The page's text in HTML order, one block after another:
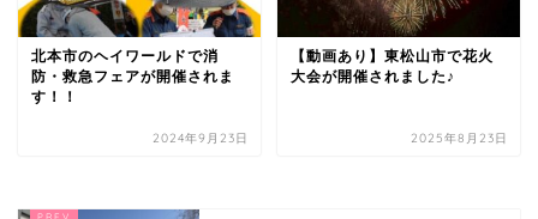
北本市のヘイワールドで消
防・救急フェアが開催されま
す！！
2024年9月23日
【動画あり】東松山市で花火
大会が開催されました♪
2025年8月23日